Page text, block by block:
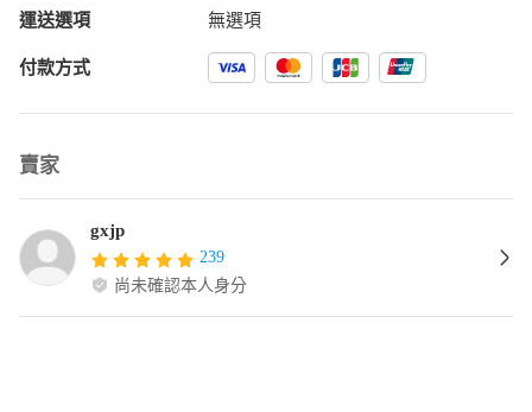
運送選項 無選項
付款方式
賣家
gxjp
239
尚未確認本人身分